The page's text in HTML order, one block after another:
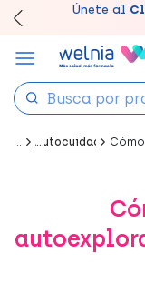
Disfruta de la
Únete al
un 7% de
Canjea tus puntos
... Autocuidado